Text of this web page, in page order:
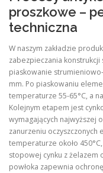
proszkowe –
techniczna
W naszym zakładzie
zabezpieczania
piaskowanie
mm. Po piaskowaniu
temperaturze 55-65°C, a
Kolejnym etapem jest
wymagających najwyższej
zanurzeniu oczyszczonych
temperaturze około
stopowej cynku z żelazem
powłoka zapewnia